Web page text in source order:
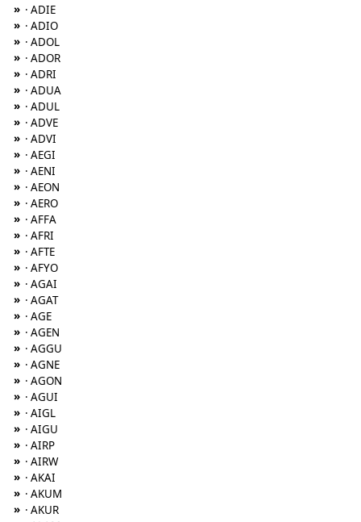
» · ADIE
» · ADIO
» · ADOL
» · ADOR
» · ADRI
» · ADUA
» · ADUL
» · ADVE
» · ADVI
» · AEGI
» · AENI
» · AEON
» · AERO
» · AFFA
» · AFRI
» · AFTE
» · AFYO
» · AGAI
» · AGAT
» · AGE
» · AGEN
» · AGGU
» · AGNE
» · AGON
» · AGUI
» · AIGL
» · AIGU
» · AIRP
» · AIRW
» · AKAI
» · AKUM
» · AKUR